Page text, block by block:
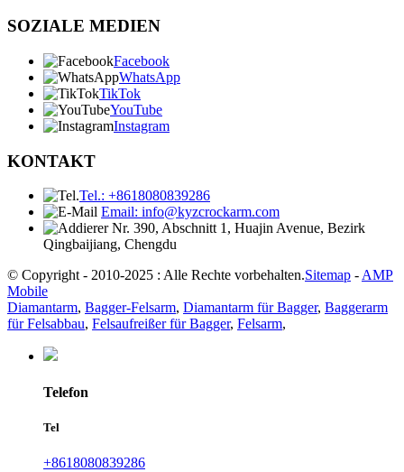
SOZIALE MEDIEN
Facebook
WhatsApp
TikTok
YouTube
Instagram
KONTAKT
Tel.: +8618080839286
Email: info@kyzcrockarm.com
Nr. 390, Abschnitt 1, Huajin Avenue, Bezirk
Qingbaijiang, Chengdu
© Copyright - 2010-2025 : Alle Rechte vorbehalten.Sitemap -AMP
Mobile
Diamantarm, Bagger-Felsarm, Diamantarm für Bagger, Baggerarm
für Felsabbau, Felsaufreißer für Bagger, Felsarm,
Telefon
Tel
+8618080839286